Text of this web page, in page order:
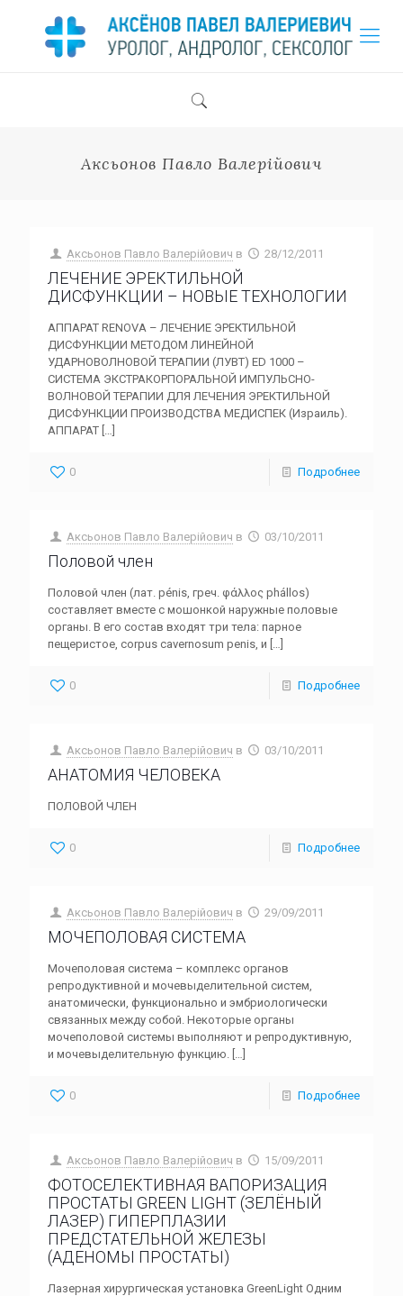
Аксьонов Павло Валерійович
Аксьонов Павло Валерійович в 28/12/2011
ЛЕЧЕНИЕ ЭРЕКТИЛЬНОЙ
ДИСФУНКЦИИ – НОВЫЕ ТЕХНОЛОГИИ
АППАРАТ RENOVA – ЛЕЧЕНИЕ ЭРЕКТИЛЬНОЙ
ДИСФУНКЦИИ МЕТОДОМ ЛИНЕЙНОЙ
УДАРНОВОЛНОВОЙ ТЕРАПИИ (ЛУВТ) ED 1000 –
СИСТЕМА ЭКСТРАКОРПОРАЛЬНОЙ ИМПУЛЬСНО-
ВОЛНОВОЙ ТЕРАПИИ ДЛЯ ЛЕЧЕНИЯ ЭРЕКТИЛЬНОЙ
ДИСФУНКЦИИ ПРОИЗВОДСТВА МЕДИСПЕК (Израиль).
АППАРАТ […]
0 Подробнее
Аксьонов Павло Валерійович в 03/10/2011
Половой член
Половой член (лат. pénis, греч. φάλλος phállos)
составляет вместе с мошонкой наружные половые
органы. В его состав входят три тела: парное
пещеристое, corpus cavernosum penis, и […]
0 Подробнее
Аксьонов Павло Валерійович в 03/10/2011
АНАТОМИЯ ЧЕЛОВЕКА
ПОЛОВОЙ ЧЛЕН
0 Подробнее
Аксьонов Павло Валерійович в 29/09/2011
МОЧЕПОЛОВАЯ СИСТЕМА
Мочеполовая система – комплекс органов
репродуктивной и мочевыделительной систем,
анатомически, функционально и эмбриологически
связанных между собой. Некоторые органы
мочеполовой системы выполняют и репродуктивную,
и мочевыделительную функцию. […]
0 Подробнее
Аксьонов Павло Валерійович в 15/09/2011
ФОТОСЕЛЕКТИВНАЯ ВАПОРИЗАЦИЯ
ПРОСТАТЫ GREEN LIGHT (ЗЕЛЁНЫЙ
ЛАЗЕР) ГИПЕРПЛАЗИИ
ПРЕДСТАТЕЛЬНОЙ ЖЕЛЕЗЫ
(АДЕНОМЫ ПРОСТАТЫ)
Лазерная хирургическая установка GreenLight Одним